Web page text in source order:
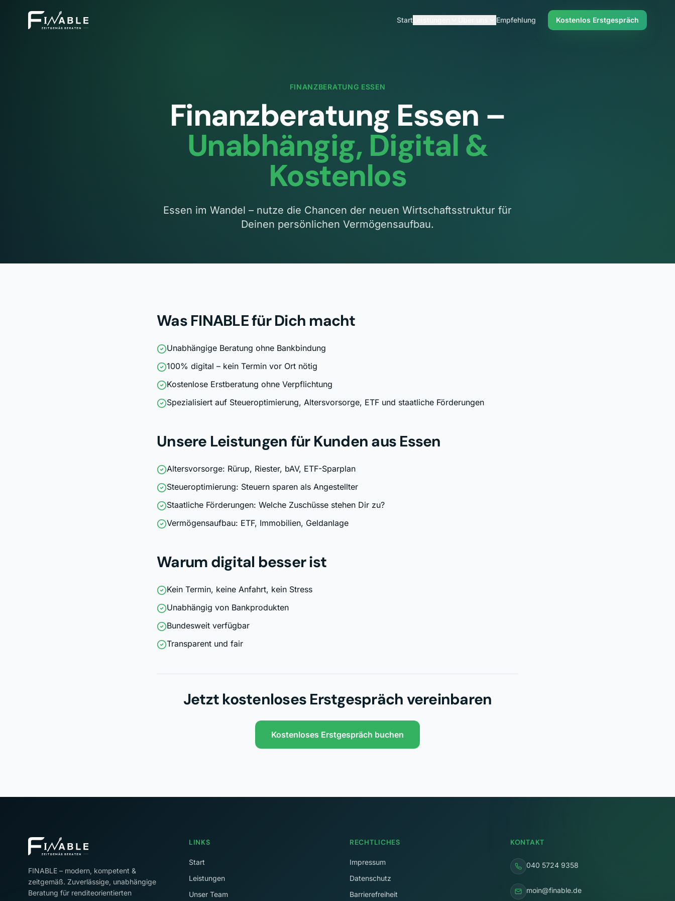
StartLeistungen Empfehlung Kostenlos Erstgespräch
FINANZBERATUNG ESSEN
Finanzberatung Essen –
Unabhängig, Digital &
Kostenlos
Essen im Wandel – nutze die Chancen der neuen Wirtschaftsstruktur für
Deinen persönlichen Vermögensaufbau.
Was FINABLE für Dich macht
Unabhängige Beratung ohne Bankbindung
100% digital – kein Termin vor Ort nötig
Kostenlose Erstberatung ohne Verpflichtung
Spezialisiert auf Steueroptimierung, Altersvorsorge, ETF und staatliche Förderungen
Unsere Leistungen für Kunden aus Essen
Altersvorsorge: Rürup, Riester, bAV, ETF-Sparplan
Steueroptimierung: Steuern sparen als Angestellter
Staatliche Förderungen: Welche Zuschüsse stehen Dir zu?
Vermögensaufbau: ETF, Immobilien, Geldanlage
Warum digital besser ist
Kein Termin, keine Anfahrt, kein Stress
Unabhängig von Bankprodukten
Bundesweit verfügbar
Transparent und fair
Jetzt kostenloses Erstgespräch vereinbaren
Kostenloses Erstgespräch buchen
FINABLE – modern, kompetent &
zeitgemäß. Zuverlässige, unabhängige
Beratung für renditeorientierten
LINKS
Start
Leistungen
Unser Team
RECHTLICHES
Impressum
Datenschutz
Barrierefreiheit
KONTAKT
040 5724 9358
moin@finable.de